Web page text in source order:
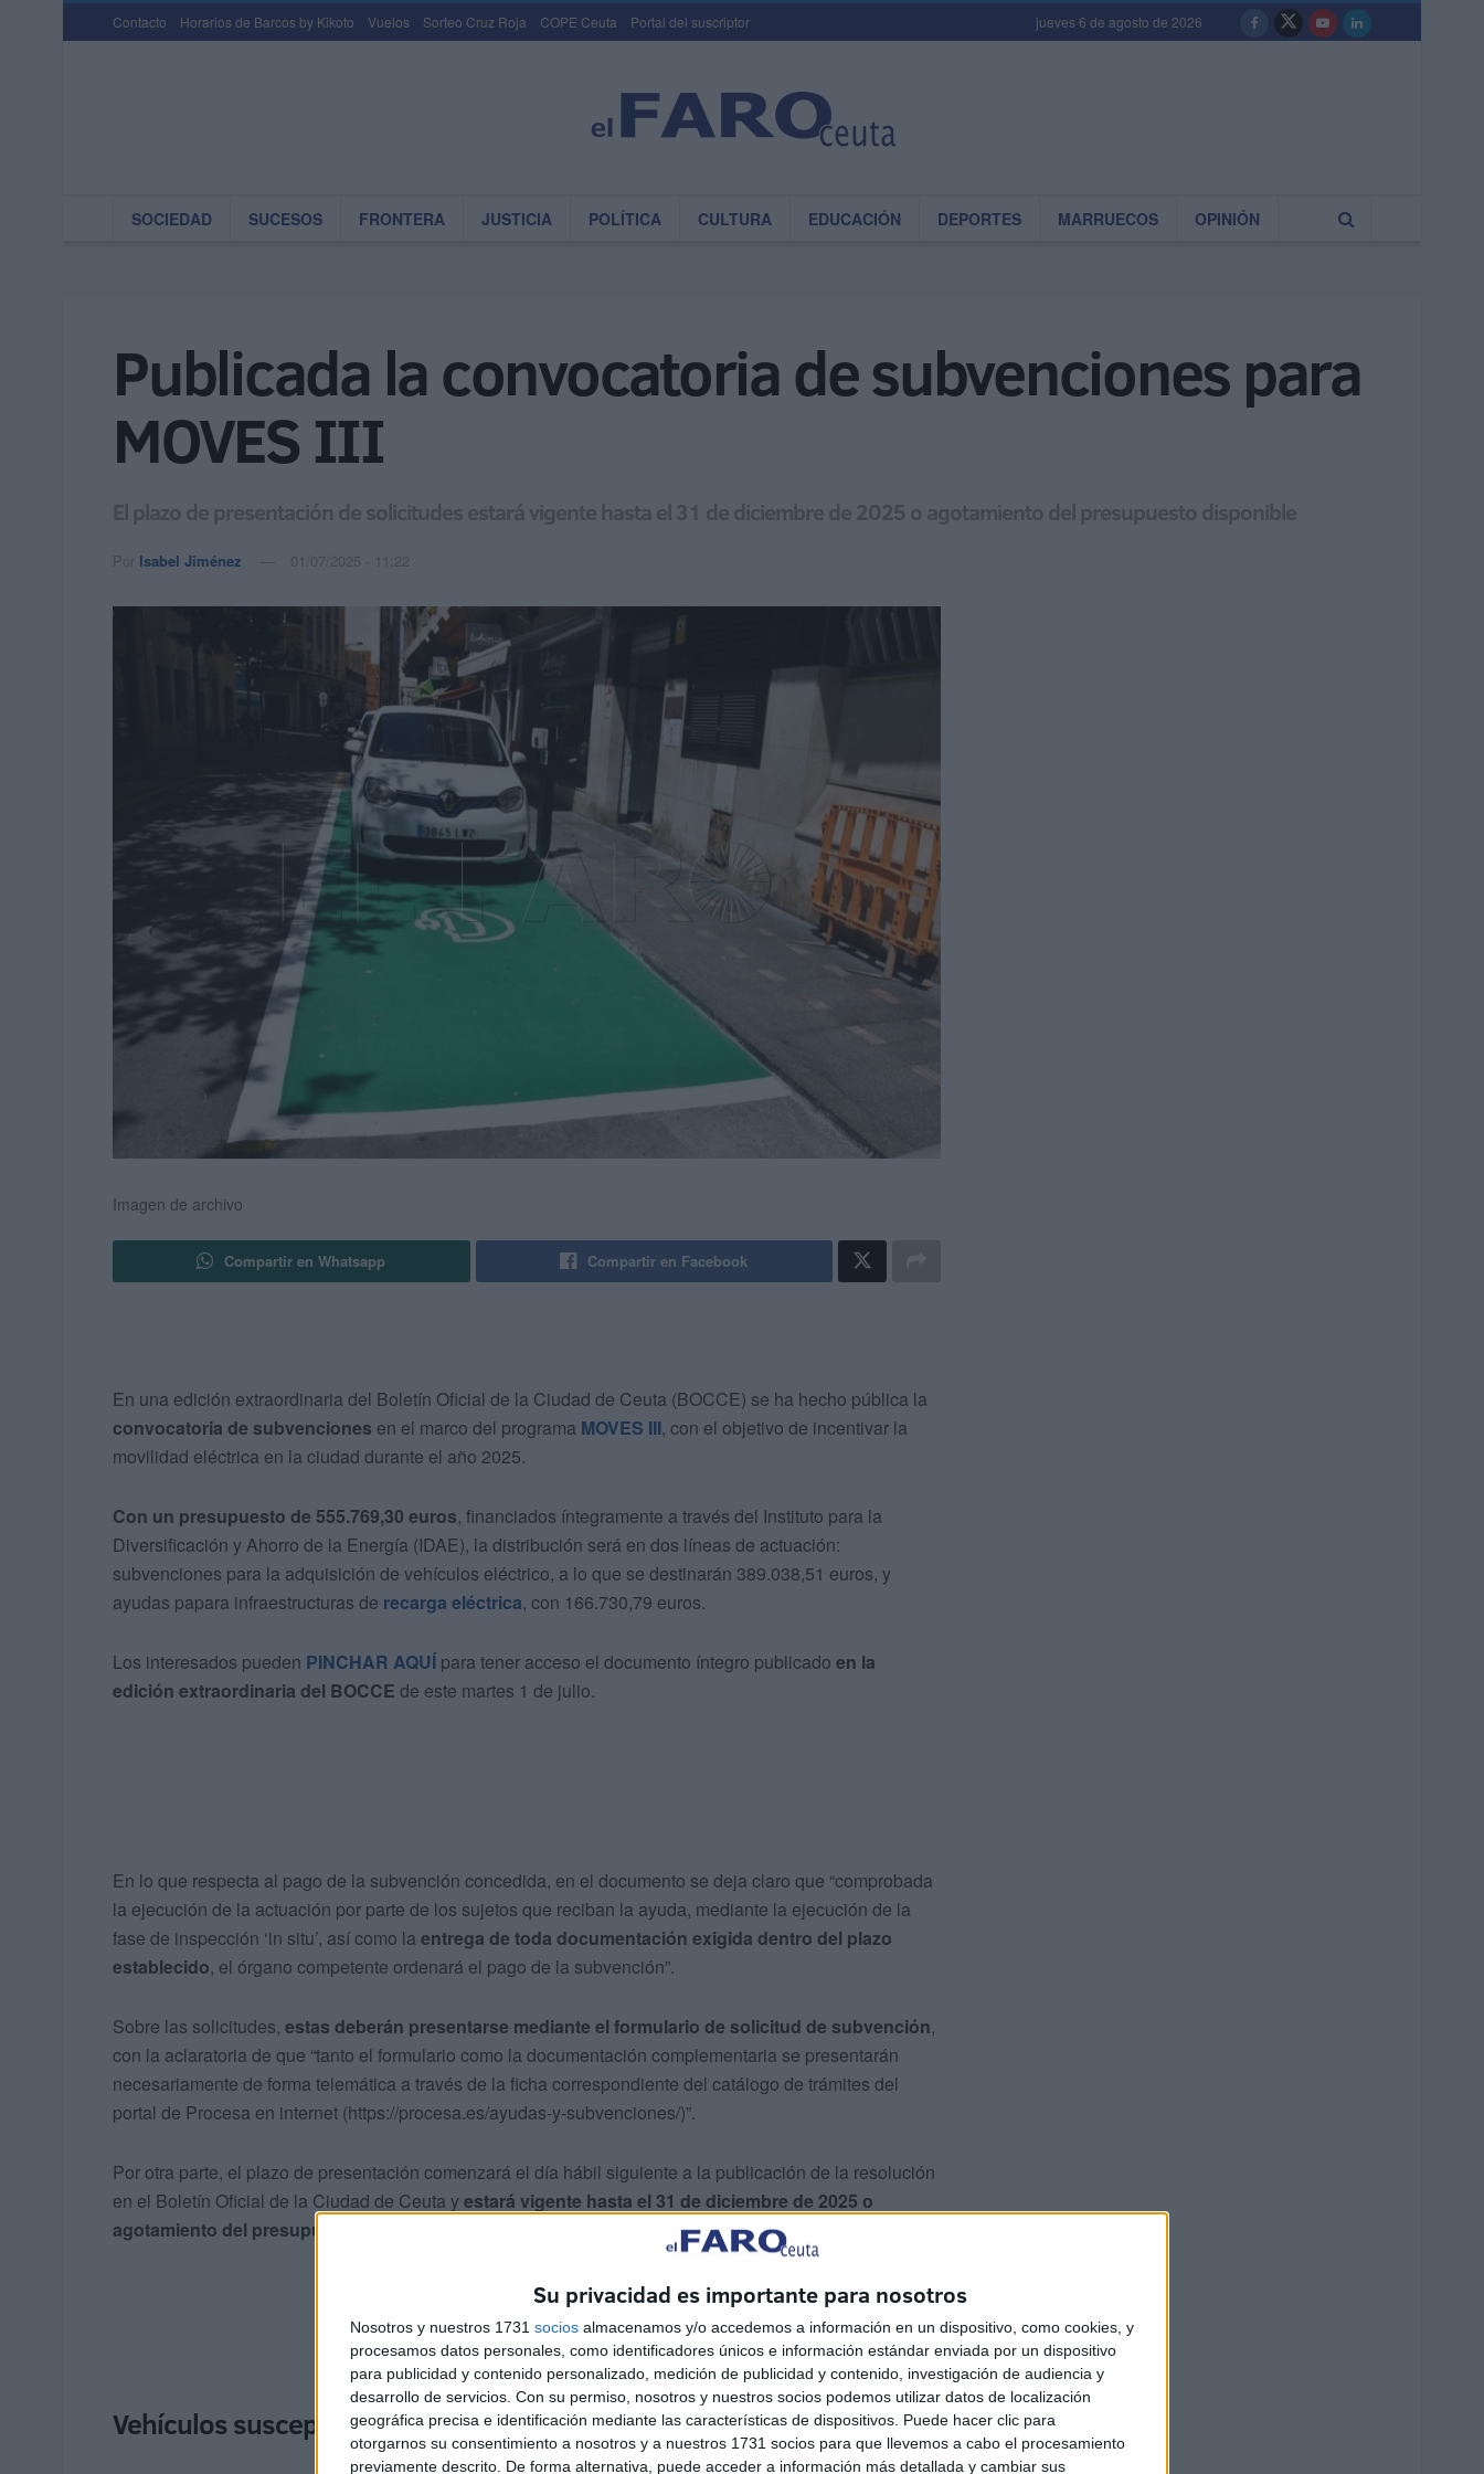
Su privacidad es importante para nosotros
Nosotros y nuestros 1731 socios almacenamos y/o accedemos a información en un dispositivo, como cookies, y
procesamos datos personales, como identificadores únicos e información estándar enviada por un dispositivo
para publicidad y contenido personalizado, medición de publicidad y contenido, investigación de audiencia y
desarrollo de servicios. Con su permiso, nosotros y nuestros socios podemos utilizar datos de localización
geográfica precisa e identificación mediante las características de dispositivos. Puede hacer clic para
otorgarnos su consentimiento a nosotros y a nuestros 1731 socios para que llevemos a cabo el procesamiento
previamente descrito. De forma alternativa, puede acceder a información más detallada y cambiar sus
Contacto Horarios de Barcos by Kikoto Vuelos Sorteo Cruz Roja COPE Ceuta Portal del suscriptor jueves 6 de agosto de 2026
SOCIEDAD SUCESOS FRONTERA JUSTICIA POLÍTICA CULTURA EDUCACIÓN DEPORTES MARRUECOS OPINIÓN
Publicada la convocatoria de subvenciones para
MOVES III
El plazo de presentación de solicitudes estará vigente hasta el 31 de diciembre de 2025 o agotamiento del presupuesto disponible
Por Isabel Jiménez 01/07/2025 - 11:22
Imagen de archivo
Compartir en Whatsapp Compartir en Facebook
En una edición extraordinaria del Boletín Oficial de la Ciudad de Ceuta (BOCCE) se ha hecho pública la
convocatoria de subvenciones en el marco del programa MOVES III, con el objetivo de incentivar la
movilidad eléctrica en la ciudad durante el año 2025.
Con un presupuesto de 555.769,30 euros, financiados íntegramente a través del Instituto para la
Diversificación y Ahorro de la Energía (IDAE), la distribución será en dos líneas de actuación:
subvenciones para la adquisición de vehículos eléctrico, a lo que se destinarán 389.038,51 euros, y
ayudas papara infraestructuras de recarga eléctrica, con 166.730,79 euros.
Los interesados pueden PINCHAR AQUÍ para tener acceso el documento íntegro publicado en la
edición extraordinaria del BOCCE de este martes 1 de julio.
En lo que respecta al pago de la subvención concedida, en el documento se deja claro que “comprobada
la ejecución de la actuación por parte de los sujetos que reciban la ayuda, mediante la ejecución de la
fase de inspección ‘in situ’, así como la entrega de toda documentación exigida dentro del plazo
establecido, el órgano competente ordenará el pago de la subvención”.
Sobre las solicitudes, estas deberán presentarse mediante el formulario de solicitud de subvención,
con la aclaratoria de que “tanto el formulario como la documentación complementaria se presentarán
necesariamente de forma telemática a través de la ficha correspondiente del catálogo de trámites del
portal de Procesa en internet (https://procesa.es/ayudas-y-subvenciones/)”.
Por otra parte, el plazo de presentación comenzará el día hábil siguiente a la publicación de la resolución
en el Boletín Oficial de la Ciudad de Ceuta yestará vigente hasta el 31 de diciembre de 2025 o
agotamiento del presupuesto disponible.
Vehículos susceptibles de ayuda